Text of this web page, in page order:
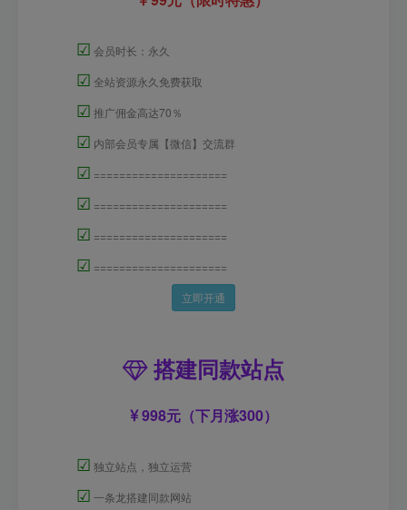
☑ 会员时长：永久
☑ 全站资源永久免费获取
☑ 推广佣金高达70％
☑ 内部会员专属【微信】交流群
☑ =====================
☑ =====================
☑ =====================
☑ =====================
立即开通
搭建同款站点
998元（下月涨300）
☑ 独立站点，独立运营
☑ 一条龙搭建同款网站